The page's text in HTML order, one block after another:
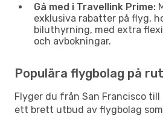
Gå med i Travellink Prime:
exklusiva rabatter på flyg,
biluthyrning, med extra
och avbokningar.
Populära flygbolag på
Flyger du från San Francisco
ett brett utbud av flygbolag